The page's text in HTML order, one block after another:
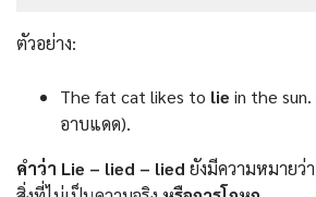
ตัวอย่าง:
The fat cat likes to lie in the
อาบแดด).
คำว่า Lie – lied – lied ยังมีความหมายว่